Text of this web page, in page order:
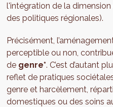
l'intégration de la
des politiques régionales).
Précisément,
perceptible ou non,
de genre*. C’est d’autant
reflet de pratiques
genre et harcèlement,
domestiques ou des soins